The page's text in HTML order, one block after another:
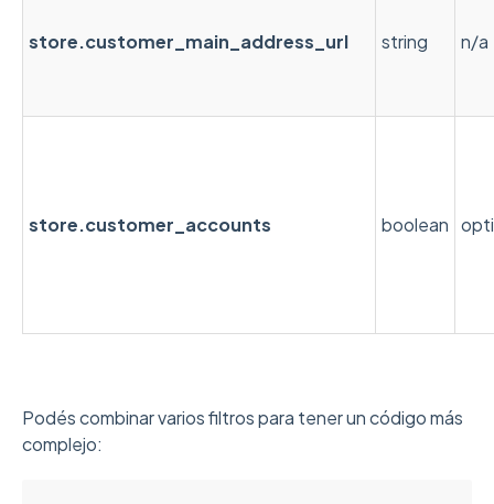
store.customer_main_address_url string n/a
store.customer_accounts boolean
Podés combinar varios filtros para tener un código más
complejo: